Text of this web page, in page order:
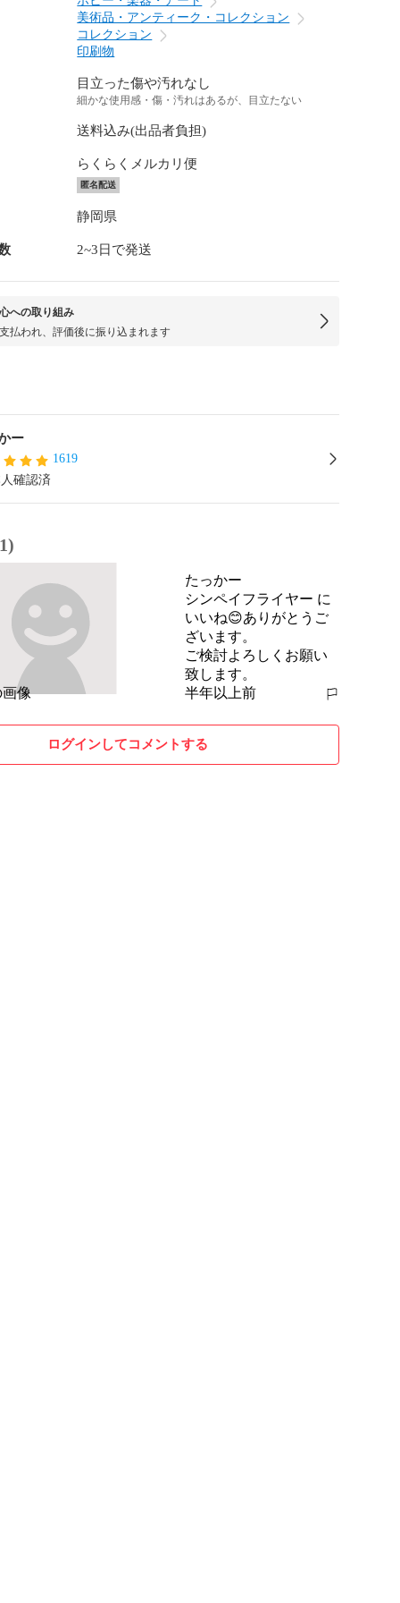
美術品・アンティーク・コレクション
コレクション
印刷物
目立った傷や汚れなし
細かな使用感・傷・汚れはあるが、目立たない
送料込み(出品者負担)
らくらくメルカリ便
匿名配送
静岡県
2~3日で発送
への取り組み
払われ、評価後に振り込まれます
ー
1619
確認済
たっかー
シンペイフライヤー に
いいね😊ありがとうご
ざいます。
ご検討よろしくお願い
致します。
半年以上前
報告する
ログインしてコメントする